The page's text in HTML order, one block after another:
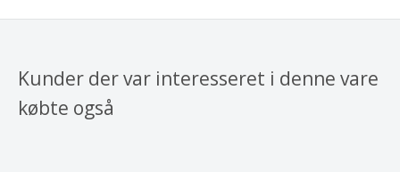
Kunder der var interesseret i denne vare
købte også